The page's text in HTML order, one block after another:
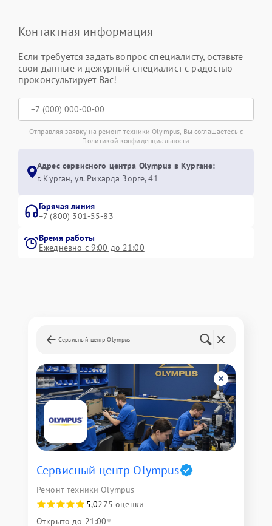
Контактная информация
Если требуется задать вопрос специалисту, оставьте
свои данные и дежурный специалист с радостью
проконсультирует Вас!
Отправляя заявку на ремонт техники Olympus, Вы соглашаетесь с
Политикой конфиденциальности
Адрес сервисного центра Olympus в Кургане:
г. Курган, ул. Рихарда Зорге, 41
Горячая линия
+7 (800) 301-55-83
Время работы
Ежедневно с 9:00 до 21:00
Сервисный центр Olympus
Сервисный центр Olympus
Ремонт техники Olympus
5,0275 оценки
Открыто до 21:00